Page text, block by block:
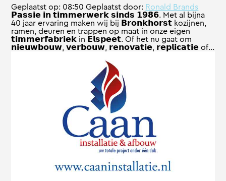
Geplaatst op: 08:50Geplaatst door: Ronald Brands
𝗣𝗮𝘀𝘀𝗶𝗲 𝗶𝗻 𝘁𝗶𝗺𝗺𝗲𝗿𝘄𝗲𝗿𝗸 𝘀𝗶𝗻𝗱𝘀 𝟭𝟵𝟴𝟲. Met al bijna
40 jaar ervaring maken wij bij 𝗕𝗿𝗼𝗻𝗸𝗵𝗼𝗿𝘀𝘁 kozijnen,
ramen, deuren en trappen op maat in onze eigen
𝘁𝗶𝗺𝗺𝗲𝗿𝗳𝗮𝗯𝗿𝗶𝗲𝗸 in 𝗘𝗹𝘀𝗽𝗲𝗲𝘁. Of het nu gaat om
𝗻𝗶𝗲𝘂𝘄𝗯𝗼𝘂𝘄, 𝘃𝗲𝗿𝗯𝗼𝘂𝘄, 𝗿𝗲𝗻𝗼𝘃𝗮𝘁𝗶𝗲, 𝗿𝗲𝗽𝗹𝗶𝗰𝗮𝘁𝗶𝗲 of...